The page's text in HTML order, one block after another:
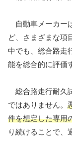
自動車メーカー
ど、さまざまな項
中でも、総合路走
能を総合的に評価
総合路走行耐久
ではありません。
件を想定した専用
り続けることで、